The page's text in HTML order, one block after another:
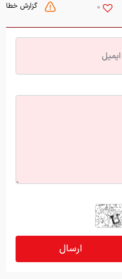
گزارش خطا 0